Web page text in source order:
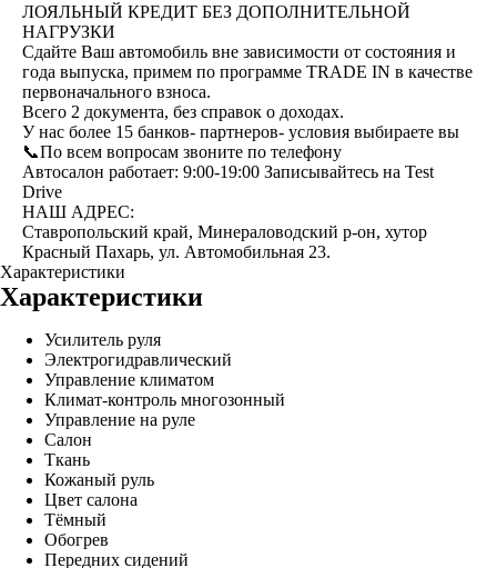
ЛОЯЛЬНЫЙ КРЕДИТ БЕЗ ДОПОЛНИТЕЛЬНОЙ
НАГРУЗКИ
Сдайте Ваш автомобиль вне зависимости от состояния и
года выпуска, примем по программе ТRАDЕ IN в качестве
первоначального взноса.
Всего 2 документа, без справок о доходах.
У нас более 15 банков- партнеров- условия выбираете вы
📞По всем вопросам звоните по телефону
Автосалон работает: 9:00-19:00 Записывайтесь на Test
Drive
НАШ АДРЕС:
Ставропольский край, Минераловодский р-он, хутор
Красный Пахарь, ул. Автомобильная 23.
Характеристики
Характеристики
Усилитель руля
Электрогидравлический
Управление климатом
Климат-контроль многозонный
Управление на руле
Салон
Ткань
Кожаный руль
Цвет салона
Тёмный
Обогрев
Передних сидений